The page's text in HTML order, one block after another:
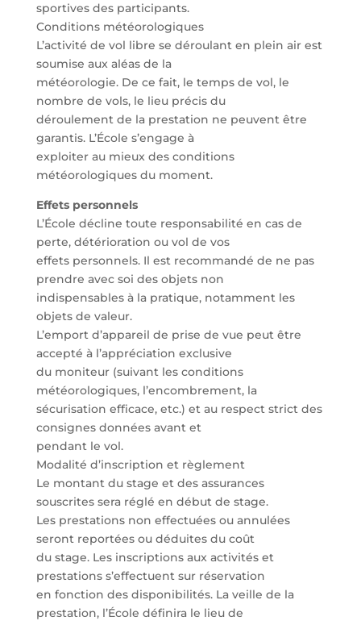
sportives des participants.
Conditions météorologiques
L’activité de vol libre se déroulant en plein air est
soumise aux aléas de la
météorologie. De ce fait, le temps de vol, le
nombre de vols, le lieu précis du
déroulement de la prestation ne peuvent être
garantis. L’École s’engage à
exploiter au mieux des conditions
météorologiques du moment.
Effets personnels
L’École décline toute responsabilité en cas de
perte, détérioration ou vol de vos
effets personnels. Il est recommandé de ne pas
prendre avec soi des objets non
indispensables à la pratique, notamment les
objets de valeur.
L’emport d’appareil de prise de vue peut être
accepté à l’appréciation exclusive
du moniteur (suivant les conditions
météorologiques, l’encombrement, la
sécurisation efficace, etc.) et au respect strict des
consignes données avant et
pendant le vol.
Modalité d’inscription et règlement
Le montant du stage et des assurances
souscrites sera réglé en début de stage.
Les prestations non effectuées ou annulées
seront reportées ou déduites du coût
du stage. Les inscriptions aux activités et
prestations s’effectuent sur réservation
en fonction des disponibilités. La veille de la
prestation, l’École définira le lieu de